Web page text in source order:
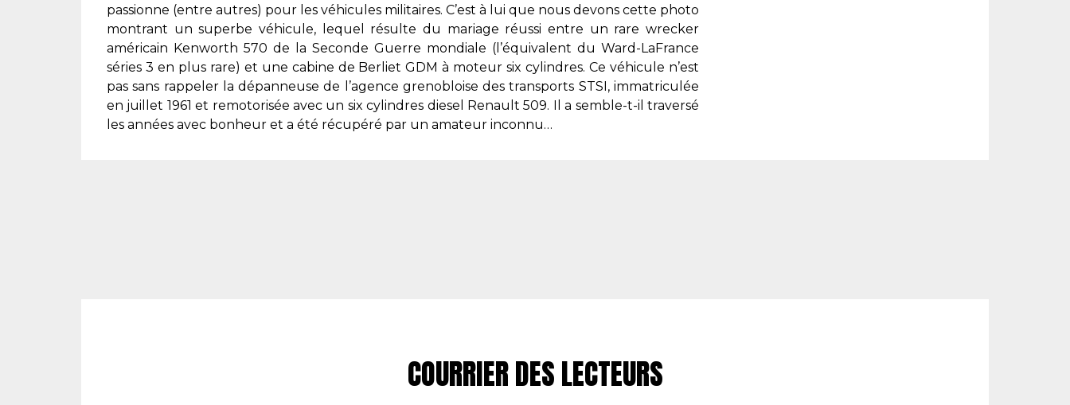
passionne (entre autres) pour les véhicules militaires. C’est à lui que nous devons cette photo
montrant un superbe véhicule, lequel résulte du mariage réussi entre un rare wrecker
américain Kenworth 570 de la Seconde Guerre mondiale (l’équivalent du Ward-LaFrance
séries 3 en plus rare) et une cabine de Berliet GDM à moteur six cylindres. Ce véhicule n’est
pas sans rappeler la dépanneuse de l’agence grenobloise des transports STSI, immatriculée
en juillet 1961 et remotorisée avec un six cylindres diesel Renault 509. Il a semble-t-il traversé
les années avec bonheur et a été récupéré par un amateur inconnu…
COURRIER DES LECTEURS